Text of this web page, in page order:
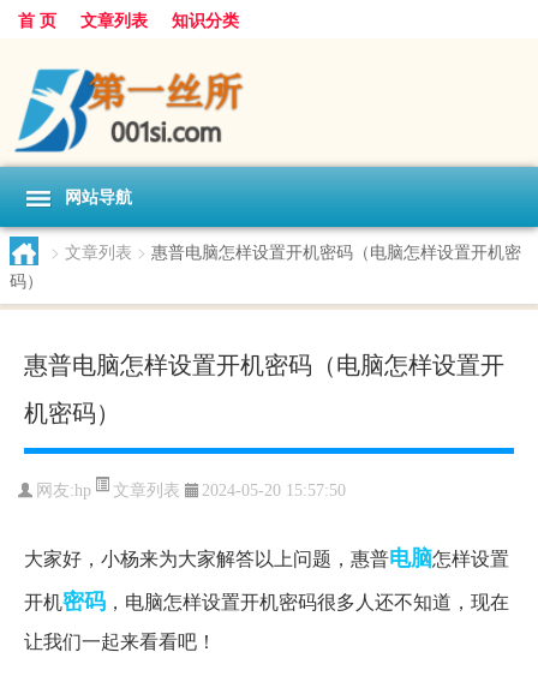
首 页 文章列表 知识分类
网站导航
> 文章列表 > 惠普电脑怎样设置开机密码（电脑怎样设置开机密
码）
惠普电脑怎样设置开机密码（电脑怎样设置开
机密码）
网友:hp 文章列表 2024-05-20 15:57:50
大家好，小杨来为大家解答以上问题，惠普电脑怎样设置
开机密码 ，电脑怎样设置开机密码很多人还不知道，现在
让我们一起来看看吧！